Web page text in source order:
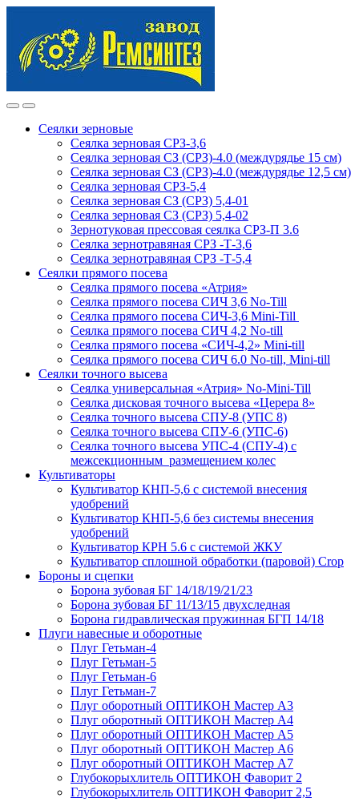
navigation
content
Сеялки зерновые
Сеялка зерновая СРЗ-3,6
Сеялка зерновая СЗ (СРЗ)-4.0 (междурядье 15 см)
Сеялка зерновая СЗ (СРЗ)-4.0 (междурядье 12,5 см)
Сеялка зерновая СРЗ-5,4
Сеялка зерновая СЗ (СРЗ) 5,4-01
Сеялка зерновая СЗ (СРЗ) 5,4-02
Зернотуковая прессовая сеялка СРЗ-П 3.6
Сеялка зернотравяная СРЗ -Т-3,6
Сеялка зернотравяная СРЗ -Т-5,4
Сеялки прямого посева
Сеялка прямого посева «Атрия»
Сеялка прямого посева СИЧ 3,6 No-Till
Сеялка прямого посева СИЧ-3,6 Mini-Till
Сеялка прямого посева СИЧ 4,2 No-till
Сеялка прямого посева «СИЧ-4,2» Mini-till
Сеялка прямого посева СИЧ 6.0 No-till, Mini-till
Сеялки точного высева
Сеялка универсальная «Атрия» No-Mini-Till
Сеялка дисковая точного высева «Церера 8»
Сеялка точного высева СПУ-8 (УПС 8)
Сеялка точного высева СПУ-6 (УПС-6)
Сеялка точного высева УПС-4 (СПУ-4) с
межсекционным размещением колес
Культиваторы
Культиватор КНП-5,6 с системой внесения
удобрений
Культиватор КНП-5,6 без системы внесения
удобрений
Культиватор КРН 5.6 с системой ЖКУ
Культиватор сплошной обработки (паровой) Crop
Бороны и сцепки
Борона зубовая БГ 14/18/19/21/23
Борона зубовая БГ 11/13/15 двухследная
Борона гидравлическая пружинная БГП 14/18
Плуги навесные и оборотные
Плуг Гетьман-4
Плуг Гетьман-5
Плуг Гетьман-6
Плуг Гетьман-7
Плуг оборотный ОПТИКОН Мастер А3
Плуг оборотный ОПТИКОН Мастер А4
Плуг оборотный ОПТИКОН Мастер А5
Плуг оборотный ОПТИКОН Мастер А6
Плуг оборотный ОПТИКОН Мастер А7
Глубокорыхлитель ОПТИКОН Фаворит 2
Глубокорыхлитель ОПТИКОН Фаворит 2,5